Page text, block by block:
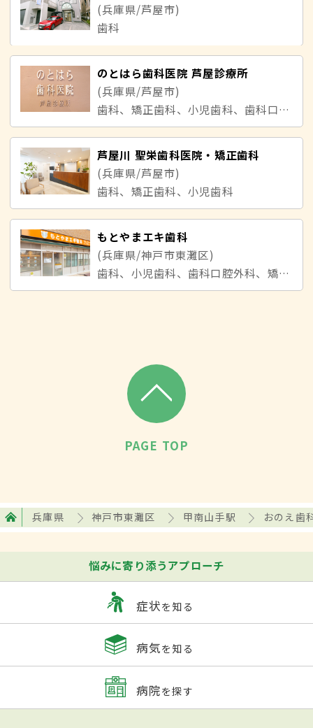
(兵庫県/芦屋市)
歯科
のとはら歯科医院 芦屋診療所
(兵庫県/芦屋市)
歯科、矯正歯科、小児歯科、歯科口腔外科
芦屋川 聖栄歯科医院・矯正歯科
(兵庫県/芦屋市)
歯科、矯正歯科、小児歯科
もとやまエキ歯科
(兵庫県/神戸市東灘区)
歯科、小児歯科、歯科口腔外科、矯正歯科
PAGE TOP
兵庫県 神戸市東灘区 甲南山手駅 おのえ歯
悩みに寄り添うアプローチ
症状を知る
病気を知る
病院を探す